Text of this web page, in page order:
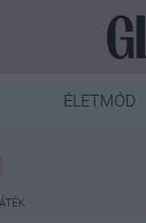
ÉLETMÓD